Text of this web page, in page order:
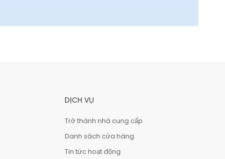
DỊCH VỤ
Trở thành nhà cung cấp
Danh sách cửa hàng
Tin tức hoạt động